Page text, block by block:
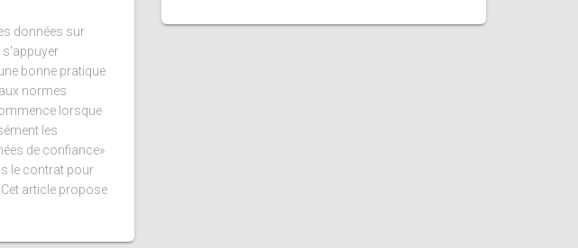
données sur
s'appuyer
bonne pratique
normes
lorsque
les
de confiance»
le contrat pour
article propose